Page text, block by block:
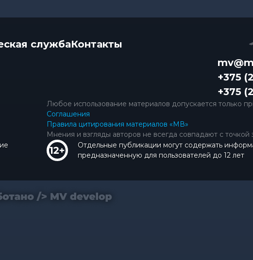
службаКонтакты
+375
+375
Любое использование материалов допускается только
Соглашения
Правила цитирования материалов «МВ»
Мнения и взгляды авторов не всегда совпадают с точкой
Отдельные публикации могут содержать
предназначенную для пользователей до 12 лет